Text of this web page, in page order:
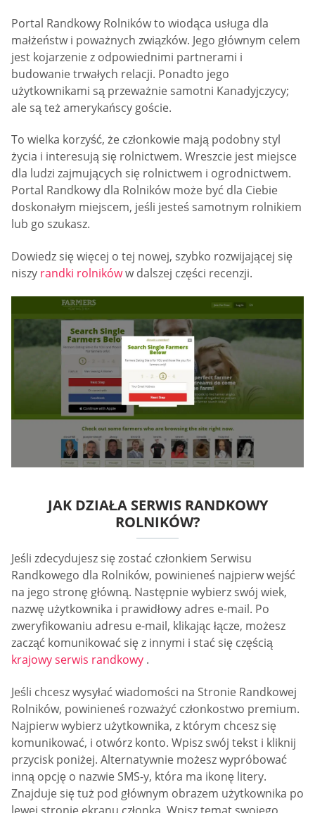
Portal Randkowy Rolników to wiodąca usługa dla
małżeństw i poważnych związków. Jego głównym celem
jest kojarzenie z odpowiednimi partnerami i
budowanie trwałych relacji. Ponadto jego
użytkownikami są przeważnie samotni Kanadyjczycy;
ale są też amerykańscy goście.
To wielka korzyść, że członkowie mają podobny styl
życia i interesują się rolnictwem. Wreszcie jest miejsce
dla ludzi zajmujących się rolnictwem i ogrodnictwem.
Portal Randkowy dla Rolników może być dla Ciebie
doskonałym miejscem, jeśli jesteś samotnym rolnikiem
lub go szukasz.
Dowiedz się więcej o tej nowej, szybko rozwijającej się
niszy randki rolnikóww dalszej części recenzji.
JAK DZIAŁA SERWIS RANDKOWY
ROLNIKÓW?
Jeśli zdecydujesz się zostać członkiem Serwisu
Randkowego dla Rolników, powinieneś najpierw wejść
na jego stronę główną. Następnie wybierz swój wiek,
nazwę użytkownika i prawidłowy adres e-mail. Po
zweryfikowaniu adresu e-mail, klikając łącze, możesz
zacząć komunikować się z innymi i stać się częścią
krajowy serwis randkowy .
Jeśli chcesz wysyłać wiadomości na Stronie Randkowej
Rolników, powinieneś rozważyć członkostwo premium.
Najpierw wybierz użytkownika, z którym chcesz się
komunikować, i otwórz konto. Wpisz swój tekst i kliknij
przycisk poniżej. Alternatywnie możesz wypróbować
inną opcję o nazwie SMS-y, która ma ikonę litery.
Znajduje się tuż pod głównym obrazem użytkownika po